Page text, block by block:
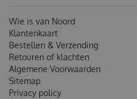
Wie is van Noord
Klantenkaart
Bestellen & Verzending
Retouren of klachten
Algemene Voorwaarden
Sitemap
Privacy policy